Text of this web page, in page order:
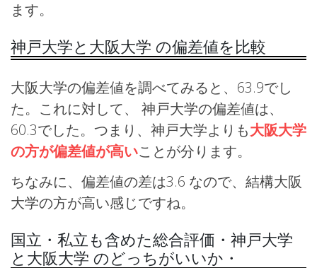
ます。
神戸大学と大阪大学 の偏差値を比較
大阪大学の偏差値を調べてみると、63.9でし
た。これに対して、 神戸大学の偏差値は、
60.3でした。つまり、神戸大学よりも大阪大学
の方が偏差値が高いことが分ります。
ちなみに、偏差値の差は3.6 なので、結構大阪
大学の方が高い感じですね。
国立・私立も含めた総合評価・神戸大学
と大阪大学 のどっちがいいか・